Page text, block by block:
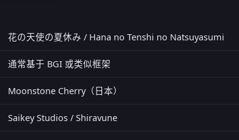
花の天使の夏休み / Hana no Tenshi no Natsuyasumi
通常基于 BGI 或类似框架
Moonstone Cherry（日本）
Saikey Studios / Shiravune